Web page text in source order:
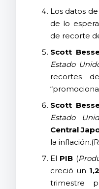
Los datos
de lo
de recorte
Scott
Estado
recortes
Scott
Estado
Central
la
El PIB (
creció un
trimestre